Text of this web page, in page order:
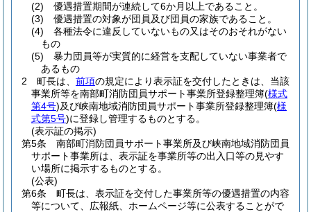
(2)
優遇措置期間が連続して6か月以上であること。
(3)
優遇措置の対象が団員及び団員の家族であること。
(4)
各種法令に違反していないもの又はそのおそれがない
もの
(5)
暴力団員等が実質的に経営を支配していない事業者で
あるもの
2
町長は、 前項の規定により表示証を交付したときは、当該
事業所等を南部町消防団員サポート事業所登録整理簿(様式
第4号)及び峡南地域消防団員サポート事業所登録整理簿(様
式第5号)に登録し管理するものとする。
(表示証の掲示)
第5条
南部町消防団員サポート事業所及び峡南地域消防団員
サポート事業所は、表示証を事業所等の出入口等の見やす
い場所に掲示するものとする。
(公表)
第6条
町長は、表示証を交付した事業所等の優遇措置の内容
等について、広報紙、ホームページ等に公表することがで